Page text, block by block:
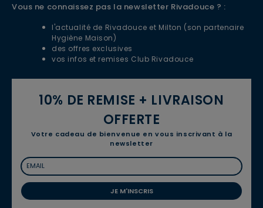
Vous ne connaissez pas la newsletter Rivadouce ? :
l'actualité de Rivadouce et Milton (son partenaire
Hygiène Maison)
des offres exclusives
vos infos et remises Club Rivadouce
10% DE REMISE + LIVRAISON
OFFERTE
Votre cadeau de bienvenue en vous inscrivant à la
newsletter
JE M'INSCRIS